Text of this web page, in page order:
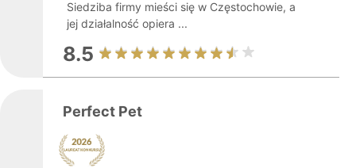
Siedziba firmy mieści się w Częstochowie, a
jej działalność opiera ...
8.5
Perfect Pet